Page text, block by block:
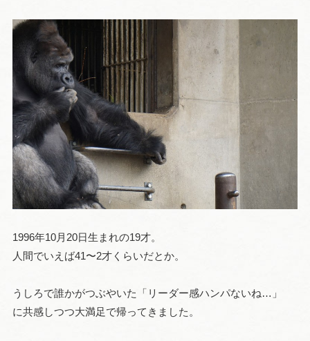
1996年10月20日生まれの19才。
人間でいえば41〜2才くらいだとか。
うしろで誰かがつぶやいた「リーダー感ハンパないね…」
に共感しつつ大満足で帰ってきました。